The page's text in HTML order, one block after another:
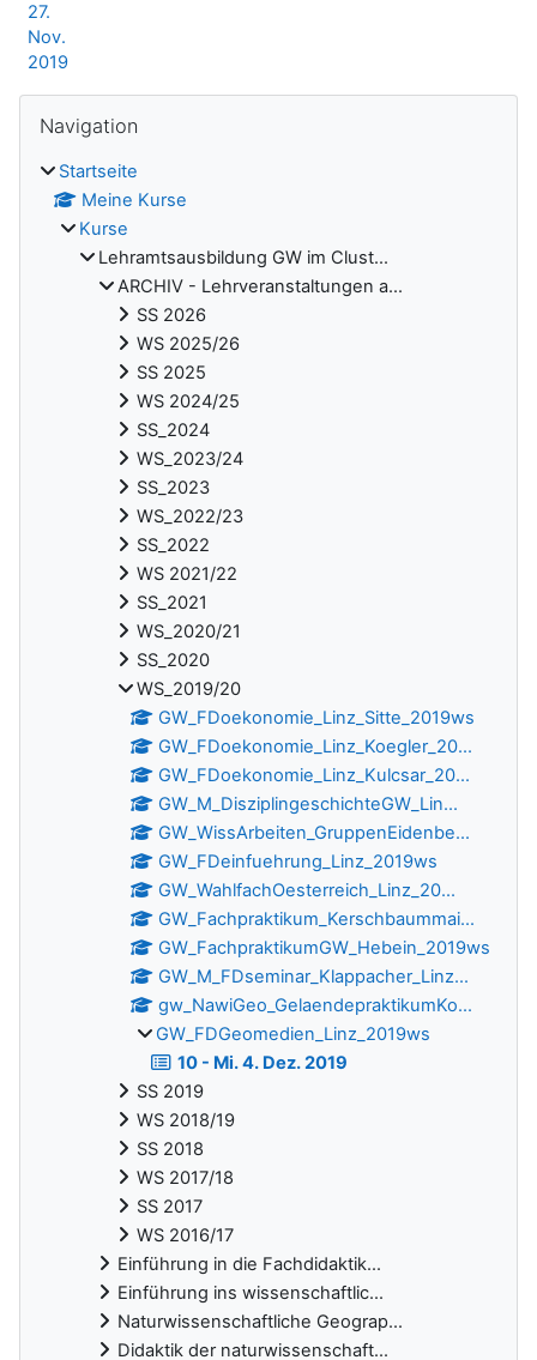
27.
Nov.
2019
Navigation
Startseite
Meine Kurse
Kurse
Lehramtsausbildung GW im Clust...
ARCHIV - Lehrveranstaltungen a...
SS 2026
WS 2025/26
SS 2025
WS 2024/25
SS_2024
WS_2023/24
SS_2023
WS_2022/23
SS_2022
WS 2021/22
SS_2021
WS_2020/21
SS_2020
WS_2019/20
GW_FDoekonomie_Linz_Sitte_2019ws
GW_FDoekonomie_Linz_Koegler_20...
GW_FDoekonomie_Linz_Kulcsar_20...
GW_M_DisziplingeschichteGW_Lin...
GW_WissArbeiten_GruppenEidenbe...
GW_FDeinfuehrung_Linz_2019ws
GW_WahlfachOesterreich_Linz_20...
GW_Fachpraktikum_Kerschbaummai...
GW_FachpraktikumGW_Hebein_2019ws
GW_M_FDseminar_Klappacher_Linz...
gw_NawiGeo_GelaendepraktikumKo...
GW_FDGeomedien_Linz_2019ws
10 - Mi. 4. Dez. 2019
SS 2019
WS 2018/19
SS 2018
WS 2017/18
SS 2017
WS 2016/17
Einführung in die Fachdidaktik...
Einführung ins wissenschaftlic...
Naturwissenschaftliche Geograp...
Didaktik der naturwissenschaft...